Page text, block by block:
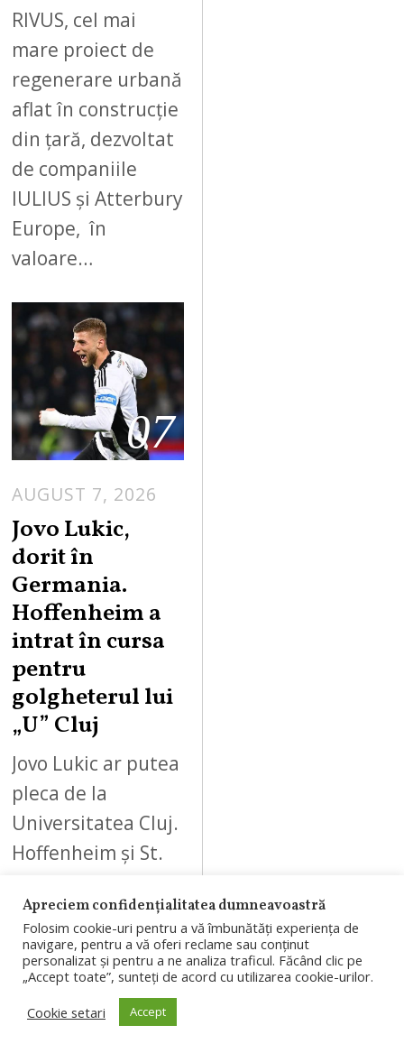
RIVUS, cel mai
mare proiect de
regenerare urbană
aflat în construcție
din țară, dezvoltat
de companiile
IULIUS și Atterbury
Europe, în
valoare…
07
AUGUST 7, 2026
Jovo Lukic,
dorit în
Germania.
Hoffenheim a
intrat în cursa
pentru
golgheterul lui
„U” Cluj
Jovo Lukic ar putea
pleca de la
Universitatea Cluj.
Hoffenheim și St.
interesate de
golgheterul
„Șepcilor roșii”, iar
clubul clujean…
Apreciem confidențialitatea dumneavoastră
Folosim cookie-uri pentru a vă îmbunătăți experiența de
navigare, pentru a vă oferi reclame sau conținut
personalizat și pentru a ne analiza traficul. Făcând clic pe
„Accept toate”, sunteți de acord cu utilizarea cookie-urilor.
Cookie setari
Accept